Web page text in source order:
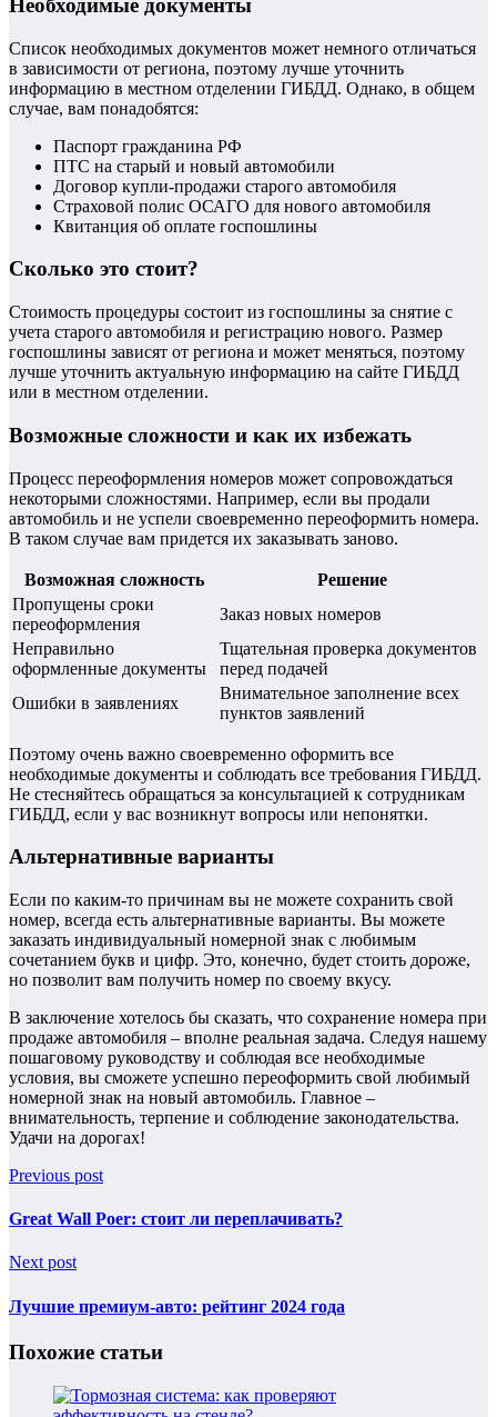
Необходимые документы
Список необходимых документов может немного отличаться
в зависимости от региона, поэтому лучше уточнить
информацию в местном отделении ГИБДД. Однако, в общем
случае, вам понадобятся:
Паспорт гражданина РФ
ПТС на старый и новый автомобили
Договор купли-продажи старого автомобиля
Страховой полис ОСАГО для нового автомобиля
Квитанция об оплате госпошлины
Сколько это стоит?
Стоимость процедуры состоит из госпошлины за снятие с
учета старого автомобиля и регистрацию нового. Размер
госпошлины зависят от региона и может меняться, поэтому
лучше уточнить актуальную информацию на сайте ГИБДД
или в местном отделении.
Возможные сложности и как их избежать
Процесс переоформления номеров может сопровождаться
некоторыми сложностями. Например, если вы продали
автомобиль и не успели своевременно переоформить номера.
В таком случае вам придется их заказывать заново.
Возможная сложность
Решение
Пропущены сроки
переоформления
Заказ новых номеров
Неправильно
оформленные документы
Тщательная проверка документов
перед подачей
Ошибки в заявлениях
Внимательное заполнение всех
пунктов заявлений
Поэтому очень важно своевременно оформить все
необходимые документы и соблюдать все требования ГИБДД.
Не стесняйтесь обращаться за консультацией к сотрудникам
ГИБДД, если у вас возникнут вопросы или непонятки.
Альтернативные варианты
Если по каким-то причинам вы не можете сохранить свой
номер, всегда есть альтернативные варианты. Вы можете
заказать индивидуальный номерной знак с любимым
сочетанием букв и цифр. Это, конечно, будет стоить дороже,
но позволит вам получить номер по своему вкусу.
В заключение хотелось бы сказать, что сохранение номера при
продаже автомобиля – вполне реальная задача. Следуя нашему
пошаговому руководству и соблюдая все необходимые
условия, вы сможете успешно переоформить свой любимый
номерной знак на новый автомобиль. Главное –
внимательность, терпение и соблюдение законодательства.
Удачи на дорогах!
Previous post
Great Wall Poer: стоит ли переплачивать?
Next post
Лучшие премиум-авто: рейтинг 2024 года
Похожие статьи